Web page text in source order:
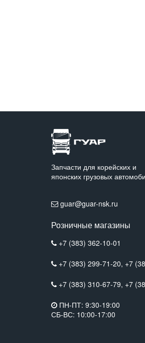
Запчасти для корейских и
японских грузовых
guar@guar-nsk.ru
Розничные магазины
+7 (383) 362-10-01
+7 (383) 299-71-20, +7
+7 (383) 310-67-79, +7
ПН-ПТ: 9:30-19:00
СБ-ВС: 10:00-17:00